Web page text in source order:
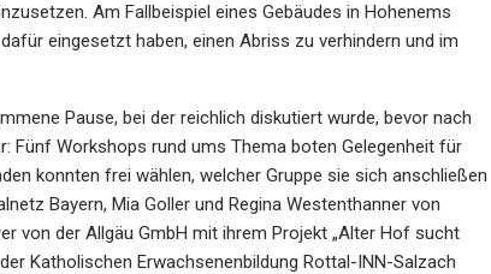
Am Fallbeispiel eines Gebäudes in Hohenems
eingesetzt haben, einen Abriss zu verhindern und im
Pause, bei der reichlich diskutiert wurde, bevor nach
Fünf Workshops rund ums Thema boten Gelegenheit für
konnten frei wählen, welcher Gruppe sie sich anschließen
Bayern, Mia Goller und Regina Westenthanner von
von der Allgäu GmbH mit ihrem Projekt „Alter Hof sucht
Katholischen Erwachsenenbildung Rottal-INN-Salzach